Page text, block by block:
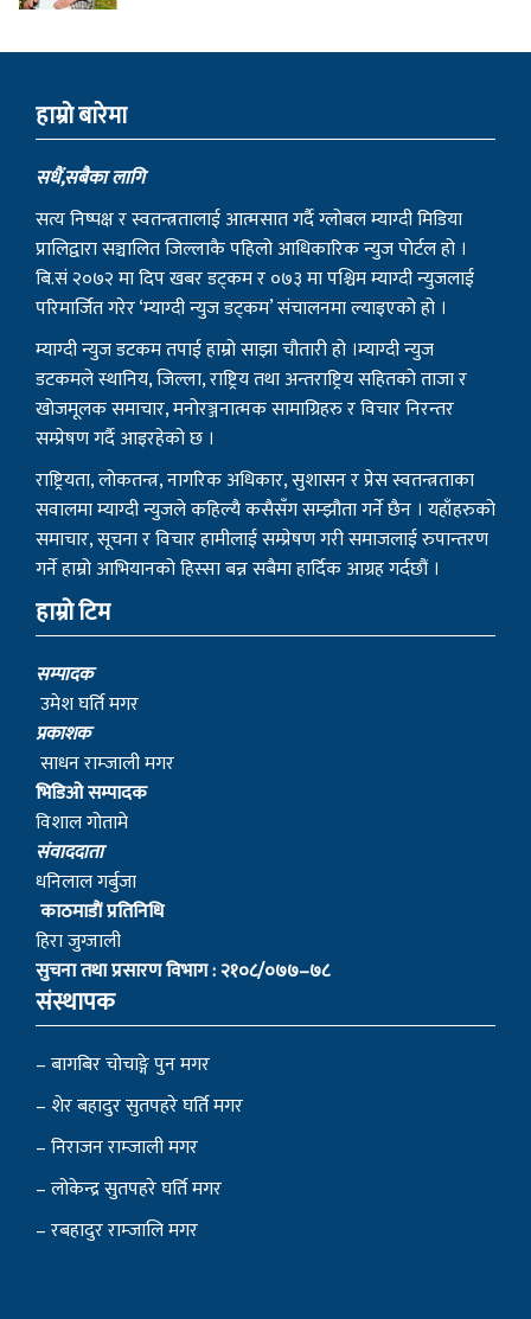
राष्ट्रियता, लोकतन्त्र, नागरिक अधिकार, सुशासन र प्रेस स्वतन्त्रताका
सवालमा म्याग्दी न्युजले कहिल्यै कसैसँग सम्झौता गर्ने छैन । यहाँहरुको
गर्ने हाम्रो आभियानको हिस्सा बन्न सबैमा हार्दिक आग्रह गर्दछौं ।
हाम्रो टिम
सम्पादक
उमेश घर्ति मगर
प्रकाशक
साधन राम्जाली मगर
भिडिओ सम्पादक
विशाल गोतामे
स‌ंवाददाता
धनिलाल गर्बुजा
काठमाडाैं प्रतिनिधि
हिरा जुग्जाली
सुचना तथा प्रसारण विभाग : २१०८/०७७–७८
संस्थापक
– बागबिर चोचाङ्गे पुन मगर
– शेर बहादुर सुतपहरे घर्ति मगर
– निराजन राम्जाली मगर
– लोकेन्द्र सुतपहरे घर्ति मगर
– रबहादुर राम्जालि मगर
© 2022 myagdinews.com, All Right Reserved.